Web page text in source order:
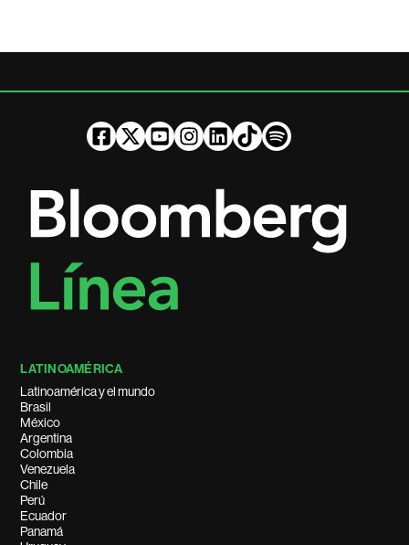
LATINOAMÉRICA
Latinoamérica y el mundo
Brasil
México
Argentina
Colombia
Venezuela
Chile
Perú
Ecuador
Panamá